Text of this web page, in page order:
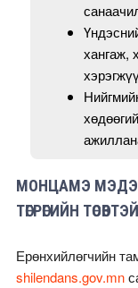
хангаж,
МОНЦАМЭ
ТӨГРӨГИЙН ТӨСӨВТЭЙ
Ерөнхийлөгчийн
shilendans.gov.mn